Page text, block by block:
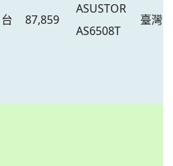
台 87,859
ASUSTOR
AS6508T
臺灣